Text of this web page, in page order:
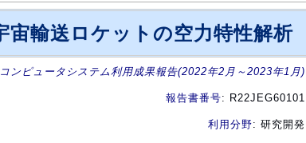
宙輸送ロケットの空力特性解析
ンピュータシステム利用成果報告(2022年2月～2023年1月)
報告書番号: R22JEG60101
利用分野: 研究開発